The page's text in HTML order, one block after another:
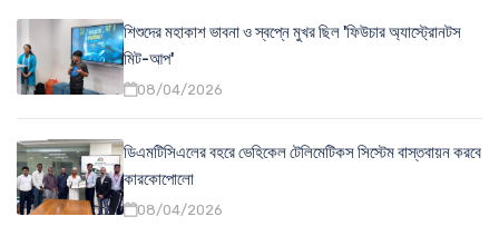
শিশুদের মহাকাশ ভাবনা ও স্বপ্নে মুখর ছিল 'ফিউচার অ্যাস্ট্রোনটস
মিট-আপ'
08/04/2026
ডিএমটিসিএলের বহরে ভেহিকেল টেলিমেটিকস সিস্টেম বাস্তবায়ন করবে
কারকোপোলো
08/04/2026